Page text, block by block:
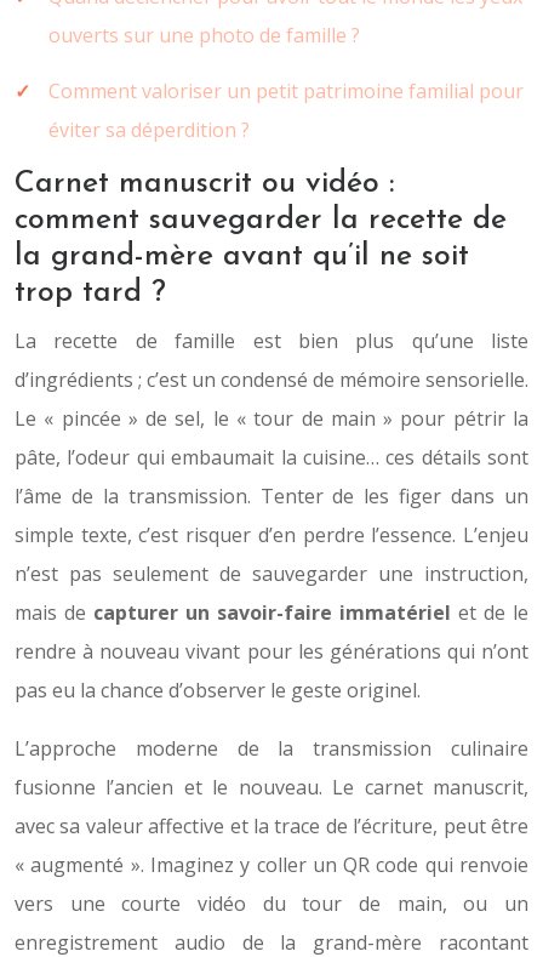
ouverts sur une photo de famille ?
Comment valoriser un petit patrimoine familial pour
éviter sa déperdition ?
Carnet manuscrit ou vidéo :
comment sauvegarder la recette de
la grand-mère avant qu’il ne soit
trop tard ?
La recette de famille est bien plus qu’une liste
d’ingrédients ; c’est un condensé de mémoire sensorielle.
Le « pincée » de sel, le « tour de main » pour pétrir la
pâte, l’odeur qui embaumait la cuisine… ces détails sont
l’âme de la transmission. Tenter de les figer dans un
simple texte, c’est risquer d’en perdre l’essence. L’enjeu
n’est pas seulement de sauvegarder une instruction,
mais de capturer un savoir-faire immatériel et de le
rendre à nouveau vivant pour les générations qui n’ont
pas eu la chance d’observer le geste originel.
L’approche moderne de la transmission culinaire
fusionne l’ancien et le nouveau. Le carnet manuscrit,
avec sa valeur affective et la trace de l’écriture, peut être
« augmenté ». Imaginez y coller un QR code qui renvoie
vers une courte vidéo du tour de main, ou un
enregistrement audio de la grand-mère racontant